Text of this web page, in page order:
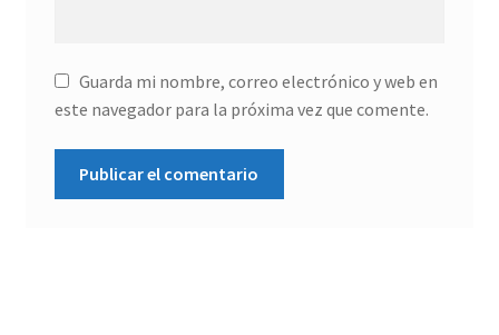
Guarda mi nombre, correo electrónico y web en
este navegador para la próxima vez que comente.